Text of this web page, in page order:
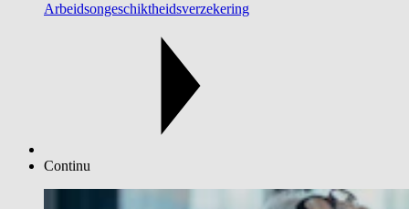
Arbeidsongeschiktheidsverzekering
Continu